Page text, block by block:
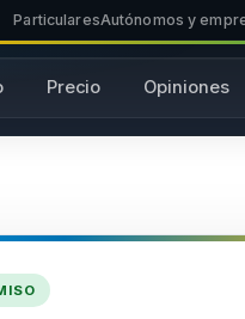
ParticularesAutónomos y
Precio Opiniones